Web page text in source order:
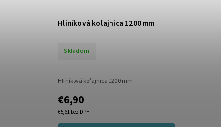
Hliníková koľajnica 1200 mm
Skladom
€5,61 bez DPH
€6,90
Hliníková koľajnica 1200 mm